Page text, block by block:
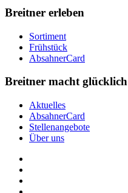
Breitner erleben
Sortiment
Frühstück
AbsahnerCard
Breitner macht glücklich
Aktuelles
AbsahnerCard
Stellenangebote
Über uns